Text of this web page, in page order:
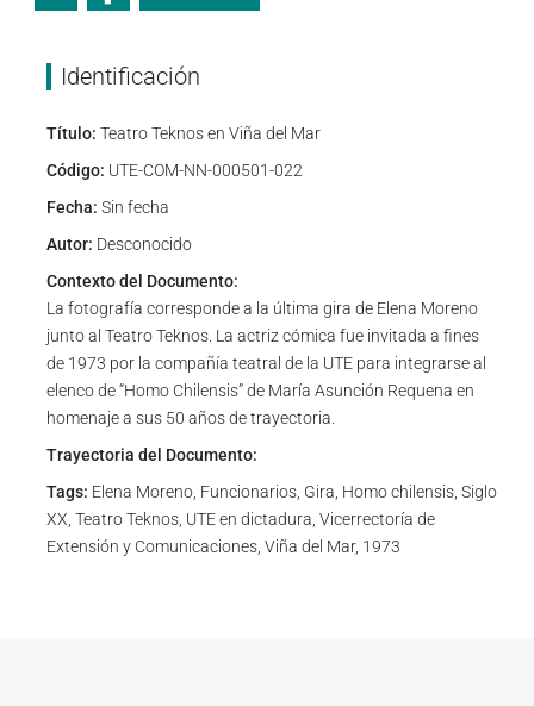
Identificación
Título: Teatro Teknos en Viña del Mar
Código: UTE-COM-NN-000501-022
Fecha: Sin fecha
Autor: Desconocido
Contexto del Documento:
La fotografía corresponde a la última gira de Elena Moreno
junto al Teatro Teknos. La actriz cómica fue invitada a fines
de 1973 por la compañía teatral de la UTE para integrarse al
elenco de “Homo Chilensis” de María Asunción Requena en
homenaje a sus 50 años de trayectoria.
Trayectoria del Documento:
Tags: Elena Moreno, Funcionarios, Gira, Homo chilensis, Siglo
XX, Teatro Teknos, UTE en dictadura, Vicerrectoría de
Extensión y Comunicaciones, Viña del Mar, 1973